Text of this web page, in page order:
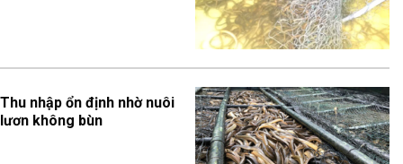
Thu nhập ổn định nhờ nuôi
lươn không bùn